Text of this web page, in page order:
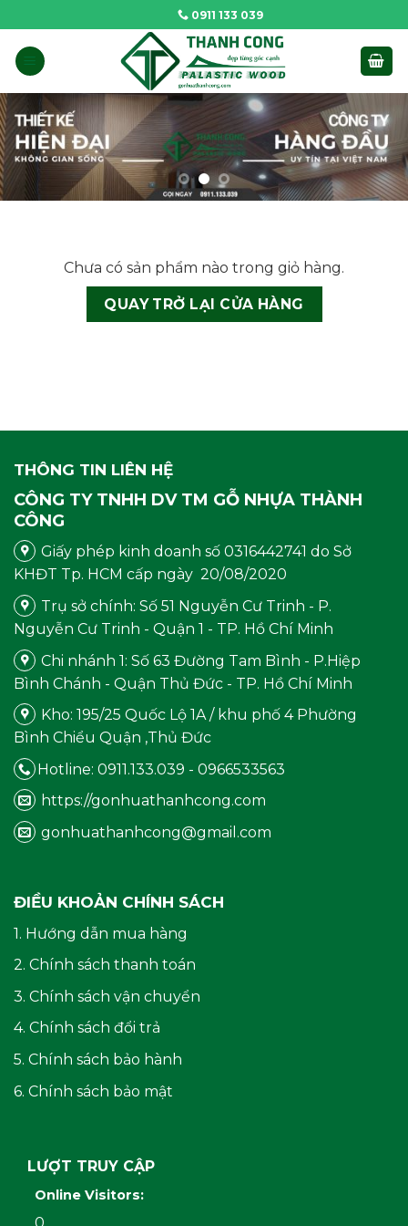
to
content
0911 133 039
Chưa có sản phẩm nào trong giỏ hàng.
QUAY TRỞ LẠI CỬA HÀNG
THÔNG TIN LIÊN HỆ
CÔNG TY TNHH DV TM GỖ NHỰA THÀNH
CÔNG
Giấy phép kinh doanh số 0316442741 do Sở
KHĐT Tp. HCM cấp ngày 20/08/2020
Trụ sở chính: Số 51 Nguyễn Cư Trinh - P.
Nguyễn Cư Trinh - Quận 1 - TP. Hồ Chí Minh
Chi nhánh 1: Số 63 Đường Tam Bình - P.Hiệp
Bình Chánh - Quận Thủ Đức - TP. Hồ Chí Minh
Kho: 195/25 Quốc Lộ 1A / khu phố 4 Phường
Bình Chiểu Quận ,Thủ Đức
Hotline: 0911.133.039 - 0966533563
https://gonhuathanhcong.com
gonhuathanhcong@gmail.com
ĐIỀU KHOẢN CHÍNH SÁCH
1. Hướng dẫn mua hàng
2. Chính sách thanh toán
3. Chính sách vận chuyển
4. Chính sách đổi trả
5. Chính sách bảo hành
6. Chính sách bảo mật
LƯỢT TRUY CẬP
Online Visitors: